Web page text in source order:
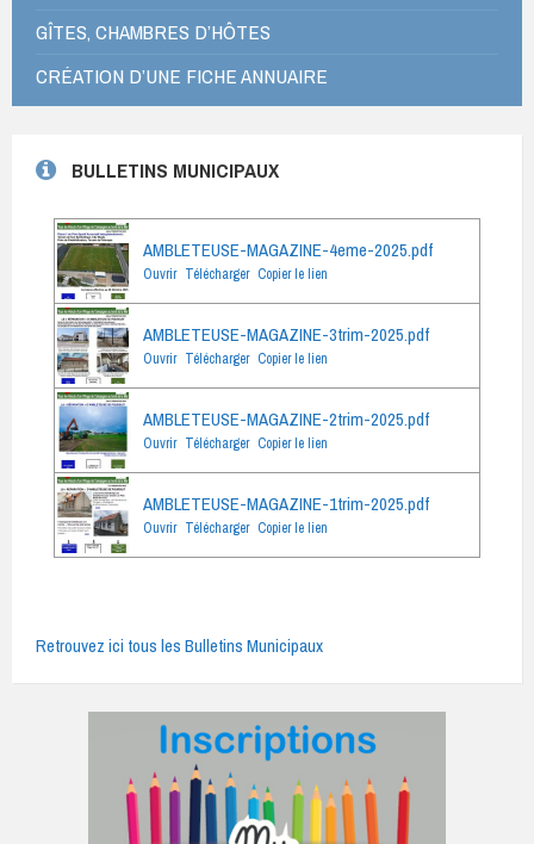
GÎTES, CHAMBRES D’HÔTES
CRÉATION D’UNE FICHE ANNUAIRE
BULLETINS MUNICIPAUX
AMBLETEUSE-MAGAZINE-4eme-2025.pdf
Ouvrir Télécharger Copier le lien
AMBLETEUSE-MAGAZINE-3trim-2025.pdf
Ouvrir Télécharger Copier le lien
AMBLETEUSE-MAGAZINE-2trim-2025.pdf
Ouvrir Télécharger Copier le lien
AMBLETEUSE-MAGAZINE-1trim-2025.pdf
Ouvrir Télécharger Copier le lien
Retrouvez ici tous les Bulletins Municipaux